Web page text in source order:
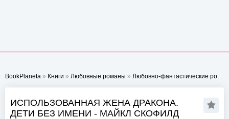
BookPlaneta » Книги » Любовные романы » Любовно-фантастические романы
ИСПОЛЬЗОВАННАЯ ЖЕНА ДРАКОНА.
ДЕТИ БЕЗ ИМЕНИ - МАЙКЛ СКОФИЛД